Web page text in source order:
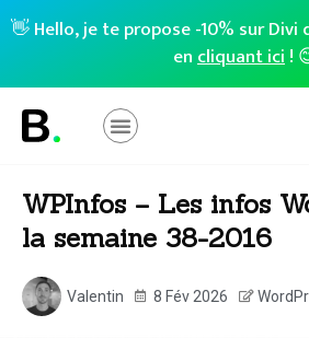
👋 Hello, je te propose -10% sur Divi
encliquant ici!
WPInfos – Les infos
la semaine 38-2016
Valentin 8 Fév 2026